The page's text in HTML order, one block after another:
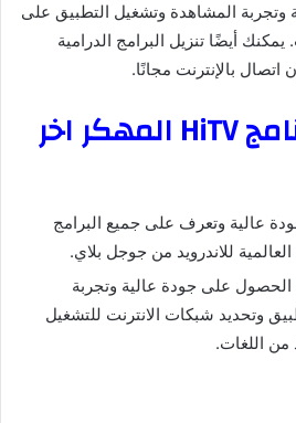
وتجربة المشاهدة وتشغيل التطبيق على
أيضًا تنزيل البرامج الدرامية
اتصال بالإنترنت مجانًا.
كيفية تنزيل برنامج HiTV المهكر اخر
عالية وتعرف على جميع البرامج
العالمية للاندرويد من جوجل بلاي.
الحصول على جودة عالية وتجربة
وتحديد شبكات الانترنت للتشغيل
من اللغات.